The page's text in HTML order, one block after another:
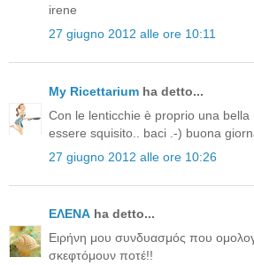
irene
27 giugno 2012 alle ore 10:11
My Ricettarium ha detto...
Con le lenticchie è proprio una bella
essere squisito.. baci .-) buona
27 giugno 2012 alle ore 10:26
ΕΛΕΝΑ ha detto...
Ειρήνη μου συνδυασμός που
σκεφτόμουν ποτέ!!